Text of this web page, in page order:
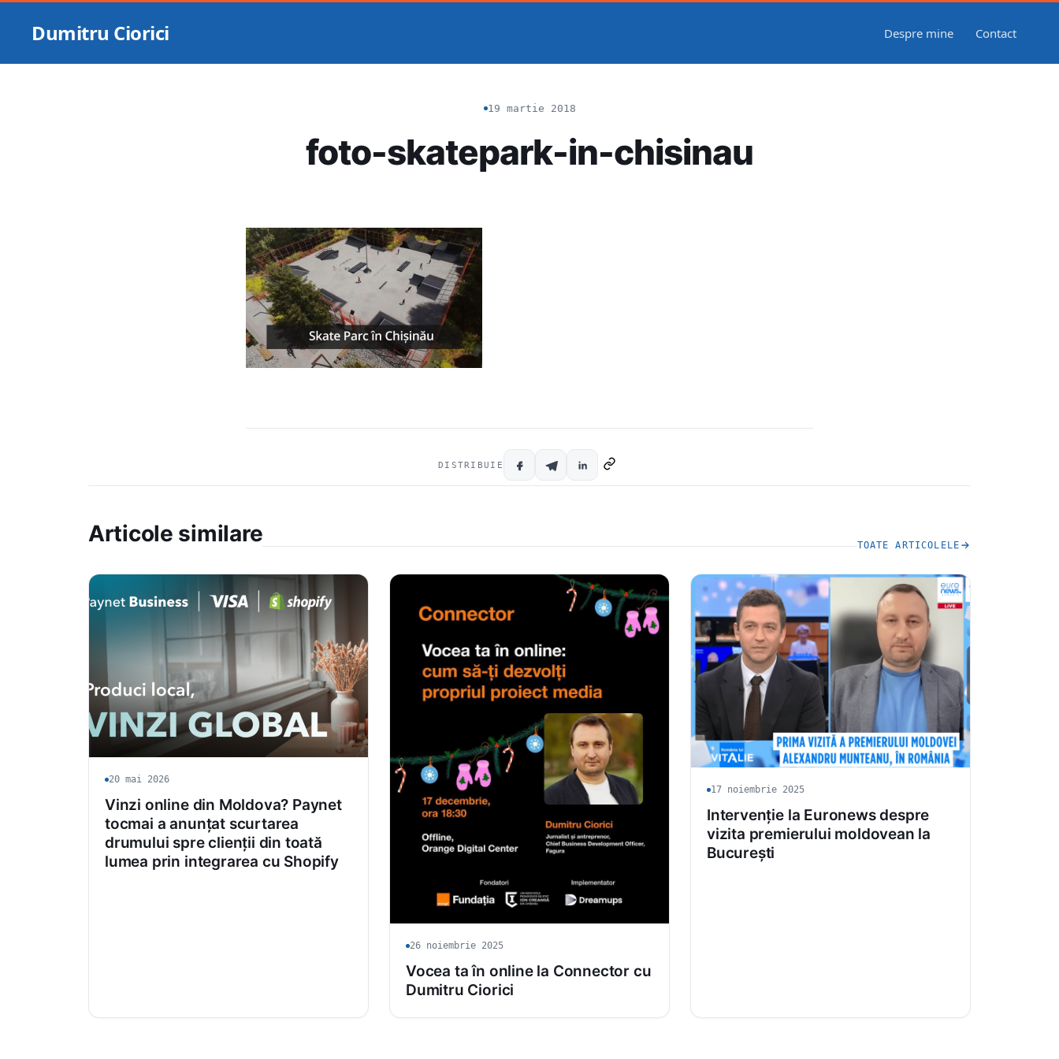
Dumitru Ciorici Despre mine Contact
19 martie 2018
foto-skatepark-in-chisinau
DISTRIBUIE
Articole similare TOATE ARTICOLELE
20 mai 2026
Vinzi online din Moldova? Paynet
tocmai a anunțat scurtarea
drumului spre clienții din toată
lumea prin integrarea cu Shopify
26 noiembrie 2025
Vocea ta în online la Connector cu
Dumitru Ciorici
17 noiembrie 2025
Intervenție la Euronews despre
vizita premierului moldovean la
București